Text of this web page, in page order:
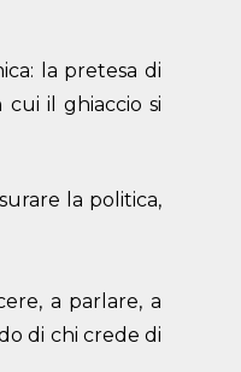
la pretesa di
cui il ghiaccio si
la politica,
a parlare, a
di chi crede di